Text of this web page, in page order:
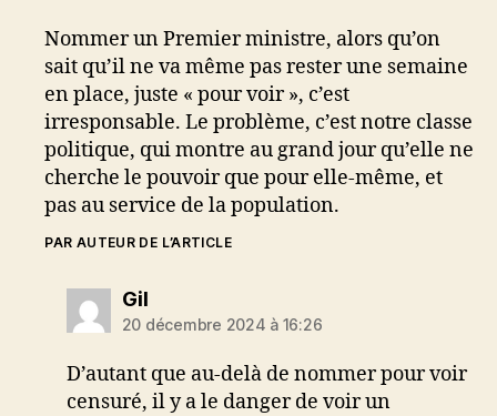
Nommer un Premier ministre, alors qu’on
sait qu’il ne va même pas rester une semaine
en place, juste « pour voir », c’est
irresponsable. Le problème, c’est notre classe
politique, qui montre au grand jour qu’elle ne
cherche le pouvoir que pour elle-même, et
pas au service de la population.
PAR AUTEUR DE L’ARTICLE
Gildit :
20 décembre 2024 à 16:26
D’autant que au-delà de nommer pour voir
censuré, il y a le danger de voir un